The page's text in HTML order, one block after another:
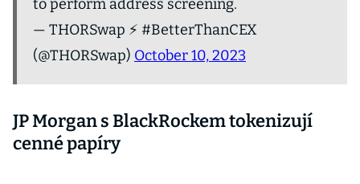
to perform address screening.
— THORSwap ⚡ #BetterThanCEX
(@THORSwap) October 10, 2023
JP Morgan s BlackRockem tokenizují
cenné papíry